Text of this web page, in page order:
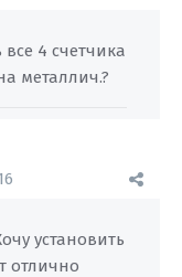
4 счетчика
металлич.?
установить
отлично